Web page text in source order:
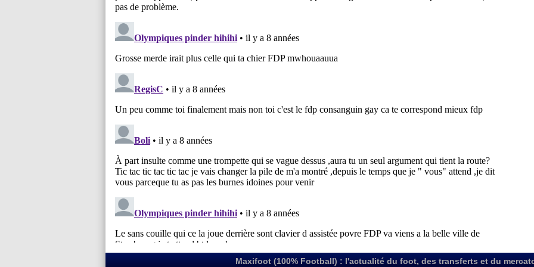
Maxifoot (100% Football) : l'actualité du foot, des transferts et du